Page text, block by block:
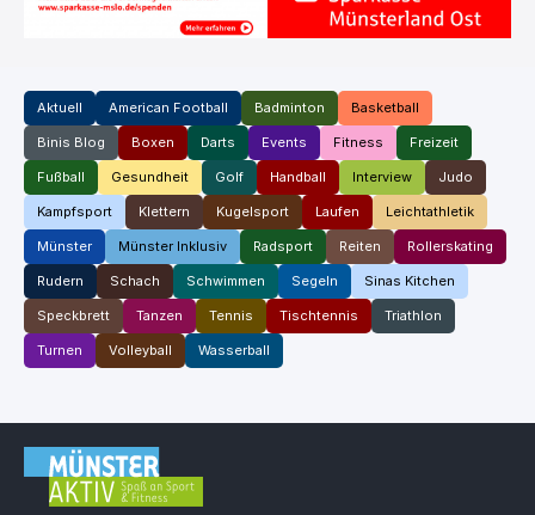
Aktuell American Football Badminton Basketball
Binis Blog Boxen Darts Events Fitness Freizeit
Fußball Gesundheit Golf Handball Interview Judo
Kampfsport Klettern Kugelsport Laufen Leichtathletik
Münster Münster Inklusiv Radsport Reiten Rollerskating
Rudern Schach Schwimmen Segeln Sinas Kitchen
Speckbrett Tanzen Tennis Tischtennis Triathlon
Turnen Volleyball Wasserball